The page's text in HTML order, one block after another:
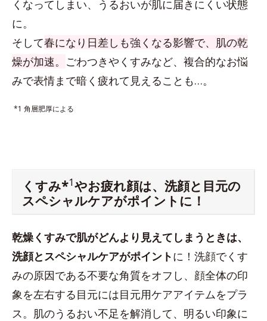
くなってしまい、うるおいが肌に届きにくい状態
に。
そして春になり日差しも強くなる影響で、肌の乾
燥が加速。 ごわつきやくすみなど、複合的なお悩
みで表情まで暗く疲れて見えることも…。
*1 角層肥厚による
くすみ*1やお疲れ顔は、洗顔と目元の
スペシャルケアがポイントに！
乾燥くすみで肌がどんより見えてしまうときは、
洗顔とスペシャルケアがポイントに！洗顔でくす
みの原因である不要な角質をオフし、顔全体の印
象を左右する目元には目元用ケアアイテムをプラ
ス。肌のうるおい不足を解消して、明るい印象に